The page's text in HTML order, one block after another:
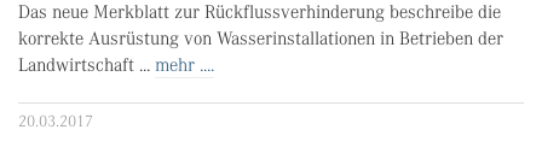
Das neue Merkblatt zur Rückflussverhinderung beschreibe die
korrekte Ausrüstung von Wasserinstalla­tionen in Betrieben der
Landwirtschaft ... mehr ....
20.03.2017